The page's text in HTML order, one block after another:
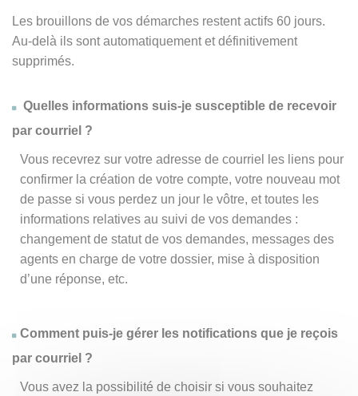
Les brouillons de vos démarches restent actifs 60 jours.
Au-delà ils sont automatiquement et définitivement
supprimés.
Quelles informations suis-je susceptible de recevoir
par courriel ?
Vous recevrez sur votre adresse de courriel les liens pour
confirmer la création de votre compte, votre nouveau mot
de passe si vous perdez un jour le vôtre, et toutes les
informations relatives au suivi de vos demandes :
changement de statut de vos demandes, messages des
agents en charge de votre dossier, mise à disposition
d’une réponse, etc.
Comment puis-je gérer les notifications que je reçois
par courriel ?
Vous avez la possibilité de choisir si vous souhaitez